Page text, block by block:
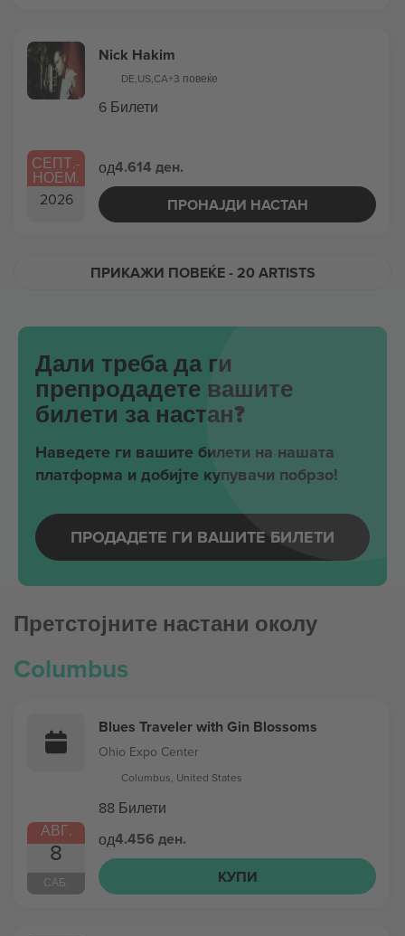
СЕПТ.-
НОЕМ.
2026
Nick Hakim
DE,US,CA+3 повеќе
6 Билети
од4.614 ден.
ПРОНАЈДИ НАСТАН
ПРИКАЖИ ПОВЕЌЕ- 20 ARTISTS
Дали треба да ги
препродадете вашите
билети за настан?
Наведете ги вашите билети на нашата
платформа и добијте купувачи побрзо!
ПРОДАДЕТЕ ГИ ВАШИТЕ БИЛЕТИ
Претстојните настани околу
Columbus
АВГ.
8
САБ.
Blues Traveler with Gin Blossoms
Ohio Expo Center
Columbus, United States
88 Билети
од4.456 ден.
КУПИ